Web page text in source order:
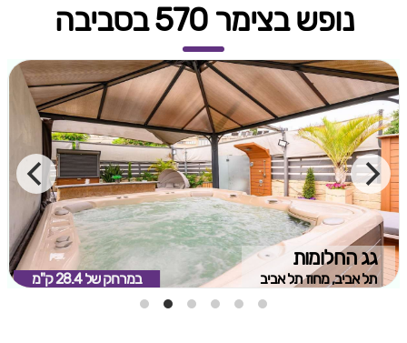
נופש בצימר 570 בסביבה
גג החלומות
תל אביב, מחוז תל אביב במרחק של 28.4 ק"מ